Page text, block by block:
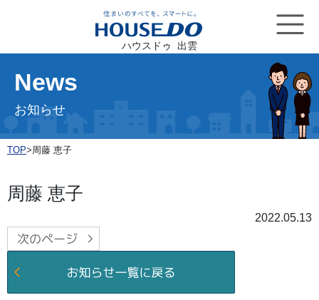
ハウスドゥ 出雲
News
お知らせ
TOP>周藤 恵子
周藤 恵子
2022.05.13